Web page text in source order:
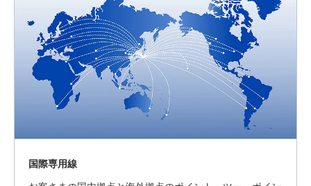
国際専用線